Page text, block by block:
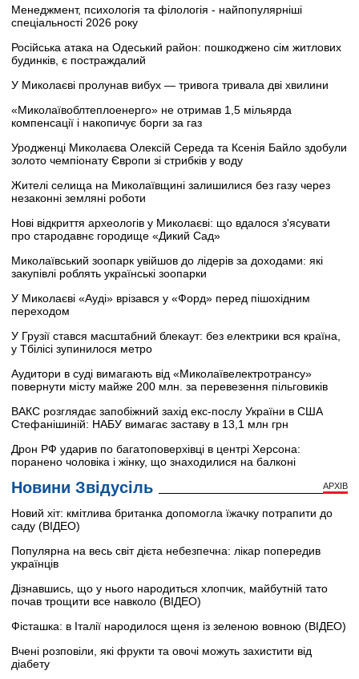
Менеджмент, психологія та філологія - найпопулярніші
спеціальності 2026 року
Російська атака на Одеський район: пошкоджено сім житлових
будинків, є постраждалий
У Миколаєві пролунав вибух — тривога тривала дві хвилини
«Миколаївоблтеплоенерго» не отримав 1,5 мільярда
компенсації і накопичує борги за газ
Уродженці Миколаєва Олексій Середа та Ксенія Байло здобули
золото чемпіонату Європи зі стрибків у воду
Жителі селища на Миколаївщині залишилися без газу через
незаконні земляні роботи
Нові відкриття археологів у Миколаєві: що вдалося з'ясувати
про стародавнє городище «Дикий Сад»
Миколаївський зоопарк увійшов до лідерів за доходами: які
закупівлі роблять українські зоопарки
У Миколаєві «Ауді» врізався у «Форд» перед пішохідним
переходом
У Грузії стався масштабний блекаут: без електрики вся країна,
у Тбілісі зупинилося метро
Аудитори в суді вимагають від «Миколаївелектротрансу»
повернути місту майже 200 млн. за перевезення пільговиків
ВАКС розглядає запобіжний захід екс-послу України в США
Стефанішиній: НАБУ вимагає заставу в 13,1 млн грн
Дрон РФ ударив по багатоповерхівці в центрі Херсона:
поранено чоловіка і жінку, що знаходилися на балконі
Новини Звідусіль АРХІВ
Новий хіт: кмітлива британка допомогла їжачку потрапити до
саду (ВІДЕО)
Популярна на весь світ дієта небезпечна: лікар попередив
українців
Дізнавшись, що у нього народиться хлопчик, майбутній тато
почав трощити все навколо (ВІДЕО)
Фісташка: в Італії народилося щеня із зеленою вовною (ВІДЕО)
Вчені розповіли, які фрукти та овочі можуть захистити від
діабету